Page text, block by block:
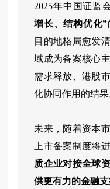
2025年中国证监
增长、结构优化”
目的地格局愈发
域成为备案核心
需求释放、港股
化协同作用的结果
未来，随着资本
上市备案制度将
质企业对接全球
供更有力的金融支